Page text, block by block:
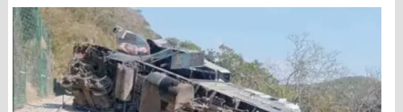
está ayudando mucho”. Fue el inicio del periplo de Murat en el
terreno fangoso del poder obradorista. Se dobló ante el Mesías
tropical. Y éste se dejó querer. Realizó 29 giras a Oaxaca. Pura
demagogia, nada de obras o apoyos. El 11 de junio de 2022 los
abucheos opacaron la enésima visita presidencial. Fue en